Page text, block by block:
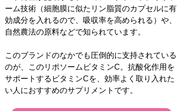
ーム技術（細胞膜に似たリン脂質のカプセルに有
効成分を入れるので、吸収率を高められる）や、
自然農法の原料などで知られています。
このブランドのなかでも圧倒的に支持されている
のが、このリポソームビタミンC。抗酸化作用を
サポートするビタミンCを、効率よく取り入れた
い人におすすめのサプリメントです。